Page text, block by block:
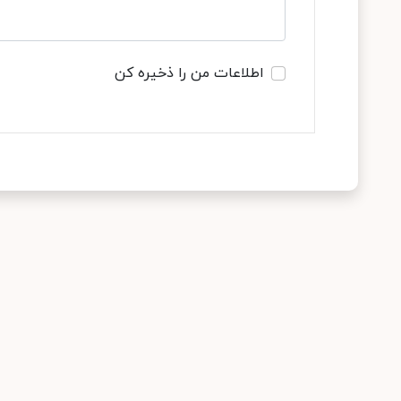
اطلاعات من را ذخیره کن